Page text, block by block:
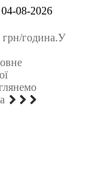
04-08-2026
година.У